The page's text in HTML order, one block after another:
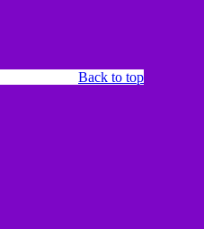
Back to top